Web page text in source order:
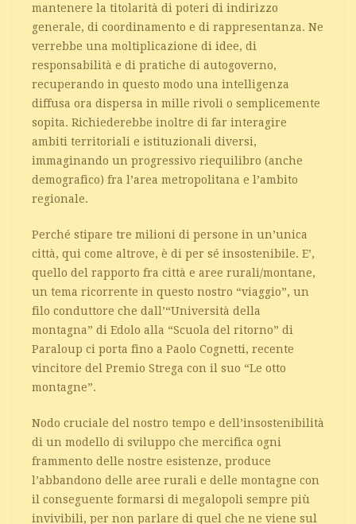
mantenere la titolarità di poteri di indirizzo
generale, di coordinamento e di rappresentanza. Ne
verrebbe una moltiplicazione di idee, di
responsabilità e di pratiche di autogoverno,
recuperando in questo modo una intelligenza
diffusa ora dispersa in mille rivoli o semplicemente
sopita. Richiederebbe inoltre di far interagire
ambiti territoriali e istituzionali diversi,
immaginando un progressivo riequilibro (anche
demografico) fra l’area metropolitana e l’ambito
regionale.
Perché stipare tre milioni di persone in un’unica
città, qui come altrove, è di per sé insostenibile. E’,
quello del rapporto fra città e aree rurali/montane,
un tema ricorrente in questo nostro “viaggio”, un
filo conduttore che dall’“Università della
montagna” di Edolo alla “Scuola del ritorno” di
Paraloup ci porta fino a Paolo Cognetti, recente
vincitore del Premio Strega con il suo “Le otto
montagne”.
Nodo cruciale del nostro tempo e dell’insostenibilità
di un modello di sviluppo che mercifica ogni
frammento delle nostre esistenze, produce
l’abbandono delle aree rurali e delle montagne con
il conseguente formarsi di megalopoli sempre più
invivibili, per non parlare di quel che ne viene sul